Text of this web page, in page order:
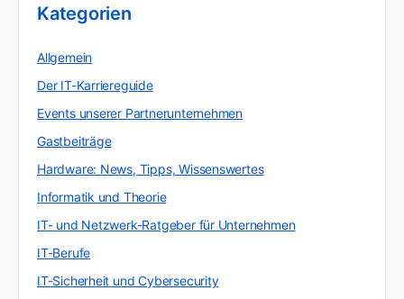
Kategorien
Allgemein
Der IT-Karriereguide
Events unserer Partnerunternehmen
Gastbeiträge
Hardware: News, Tipps, Wissenswertes
Informatik und Theorie
IT- und Netzwerk-Ratgeber für Unternehmen
IT-Berufe
IT-Sicherheit und Cybersecurity